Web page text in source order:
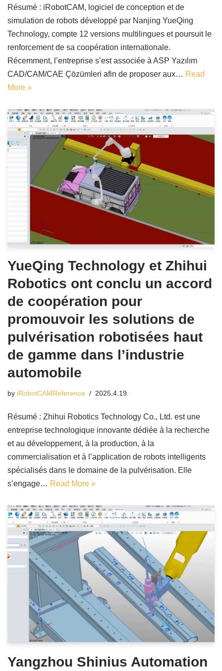
Résumé : iRobotCAM, logiciel de conception et de
simulation de robots développé par Nanjing YueQing
Technology, compte 12 versions multilingues et poursuit le
renforcement de sa coopération internationale.
Récemment, l’entreprise s’est associée à ASP Yazılım
CAD/CAM/CAE Çözümleri afin de proposer aux… Read
More »
YueQing Technology et Zhihui
Robotics ont conclu un accord
de coopération pour
promouvoir les solutions de
pulvérisation robotisées haut
de gamme dans l’industrie
automobile
by iRobotCAMReference 2025.4.19.
Résumé : Zhihui Robotics Technology Co., Ltd. est une
entreprise technologique innovante dédiée à la recherche
et au développement, à la production, à la
commercialisation et à l’application de robots intelligents
spécialisés dans le domaine de la pulvérisation. Elle
s’engage… Read More »
Yangzhou Shinius Automation